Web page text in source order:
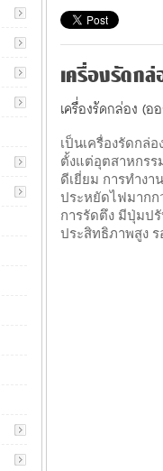
เครื่องรัดกล่
เครื่องรัดกล่อง (อ
เป็นเครื่องรัดกล่
ตั้งแต่อุตสาหกรร
ดีเยี่ยม การทำงา
ประหยัดไฟมากก
การรัดตึง มีปุ่มป
ประสิทธิภาพสูง